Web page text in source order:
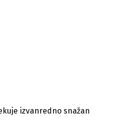
izvanredno snažan